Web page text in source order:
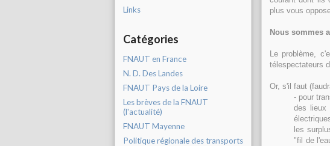
Links
Catégories
FNAUT en France
N. D. Des Landes
FNAUT Pays de la Loire
Les brèves de la FNAUT
(l'actualité)
FNAUT Mayenne
Politique régionale des transports
plus vous
Nous sommes
Le problème,
télespectateurs
Or, s'il faut
- pour
des lieux
les
"fil de